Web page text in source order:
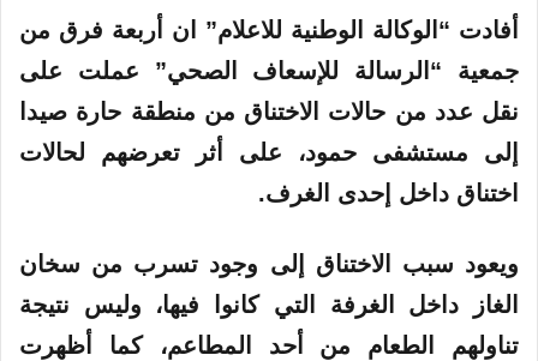
أفادت “الوكالة الوطنية للاعلام” ان أربعة فرق من
جمعية “الرسالة للإسعاف الصحي” عملت على
نقل عدد من حالات الاختناق من منطقة حارة صيدا
إلى مستشفى حمود، على أثر تعرضهم لحالات
اختناق داخل إحدى الغرف.
ويعود سبب الاختناق إلى وجود تسرب من سخان
الغاز داخل الغرفة التي كانوا فيها، وليس نتيجة
تناولهم الطعام من أحد المطاعم، كما أظهرت